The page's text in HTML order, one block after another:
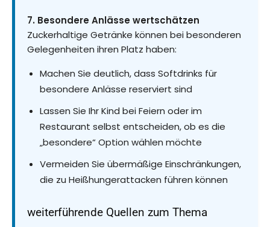
7. Besondere Anlässe wertschätzen
Zuckerhaltige Getränke können bei besonderen
Gelegenheiten ihren Platz haben:
Machen Sie deutlich, dass Softdrinks für
besondere Anlässe reserviert sind
Lassen Sie Ihr Kind bei Feiern oder im
Restaurant selbst entscheiden, ob es die
„besondere“ Option wählen möchte
Vermeiden Sie übermäßige Einschränkungen,
die zu Heißhungerattacken führen können
weiterführende Quellen zum Thema